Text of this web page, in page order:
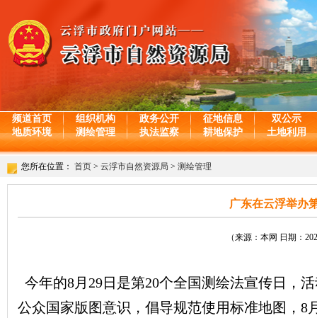
频道首页 组织机构 政务公开 征地信息
双公示
地质环境
测绘管理 执法监察 耕地保护 土地利用
您所在位置： 首页 > 云浮市自然资源局 > 测绘管理
广东在云浮举办
（来源：本网 日期：
今年的8月29日是第20个全国测绘法宣传日，
公众国家版图意识，倡导规范使用标准地图，